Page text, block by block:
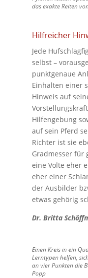
das exakte Reiten
Hilfreicher
Jede
selbst –
punktgenaue
Einhalten einer
Hinweis auf
Hilfengebung
auf sein Pferd
Richter ist sie
Gradmesser für
eine Volte eher
eher einer
der Ausbilder
etwas gehörig
Dr. Britta
Einen Kreis in ein
Lerntypen helfen,
an vier Punkten die
Popp